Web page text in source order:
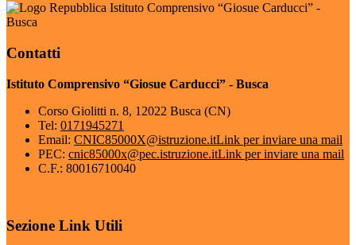
Istituto Comprensivo “Giosue Carducci” -
Busca
Contatti
Istituto Comprensivo “Giosue Carducci” - Busca
Corso Giolitti n. 8, 12022 Busca (CN)
Tel: 0171945271
Email: CNIC85000X@istruzione.itLink per inviare una mail
PEC: cnic85000x@pec.istruzione.itLink per inviare una mail
C.F.: 80016710040
Sezione Link Utili